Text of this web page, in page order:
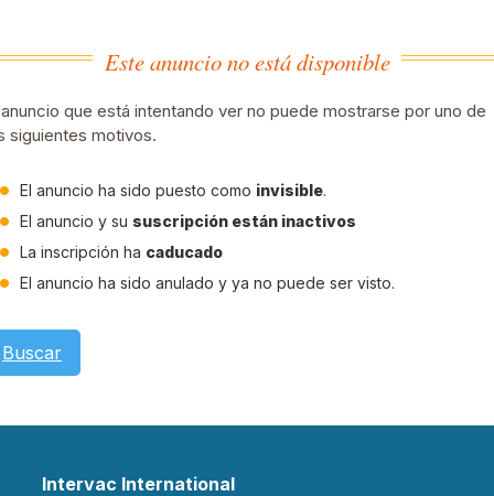
Este anuncio no está disponible
que está intentando ver no puede mostrarse por uno de
siguientes motivos.
El anuncio ha sido puesto como invisible.
El anuncio y su suscripción están inactivos
La inscripción ha caducado
El anuncio ha sido anulado y ya no puede ser visto.
Buscar
Intervac International